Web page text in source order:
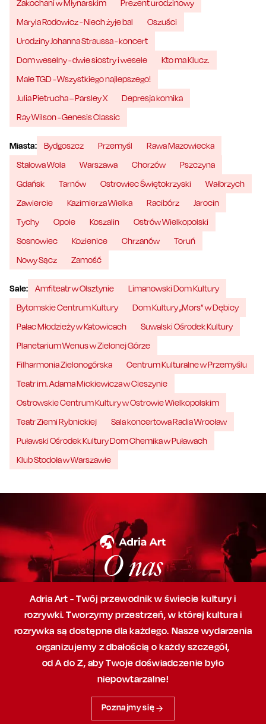
Zakochani w Młynarskim
Prezent urodzinowy
Maryla Rodowicz - Niech żyje bal
Oszuści
Urodziny Johanna Straussa - koncert
Dom weselny - dwie siostry i wesele
Kto ma Klucz.
Małe TGD - Wszystkiego najlepszego!
Julia Pietrucha – Parsley X
Depresja komika
Ray Wilson - Genesis Classic
Miasta: Bydgoszcz Przemyśl
Rawa Mazowiecka
Stalowa Wola
Warszawa Chorzów
Pszczyna
Gdańsk
Tarnów Ostrowiec Świętokrzyski
Wałbrzych
Zawiercie
Kazimierza Wielka Racibórz
Jarocin
Tychy
Opole Koszalin
Ostrów Wielkopolski
Sosnowiec
Kozienice Chrzanów
Toruń
Nowy Sącz
Zamość
Sale: Amfiteatr w Olsztynie
Limanowski Dom Kultury
Bytomskie Centrum Kultury
Dom Kultury „Mors” w Dębicy
Pałac Młodzieży w Katowicach
Suwalski Ośrodek Kultury
Planetarium Wenus w Zielonej Górze
Filharmonia Zielonogórska
Centrum Kulturalne w Przemyślu
Teatr im. Adama Mickiewicza w Cieszynie
Ostrowskie Centrum Kultury w Ostrowie Wielkopolskim
Teatr Ziemi Rybnickiej
Sala koncertowa Radia Wrocław
Puławski Ośrodek Kultury Dom Chemika w Puławach
Klub Stodoła w Warszawie
O nas
Adria Art - Twój przewodnik w świecie kultury i
rozrywki. Tworzymy przestrzeń,w której kultura i
rozrywka są dostępne dla każdego. Nasze wydarzenia
organizujemy z dbałością o każdy szczegół,
od A do Z, abyTwoje doświadczenie było
niepowtarzalne!
Poznajmy się